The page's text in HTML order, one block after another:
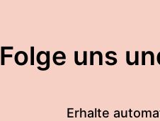
Folge uns
Erhalte